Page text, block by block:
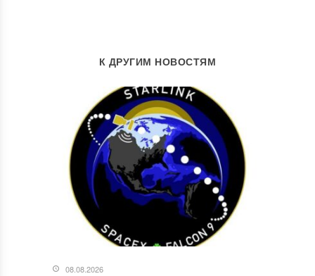
К ДРУГИМ НОВОСТЯМ
08.08.2026